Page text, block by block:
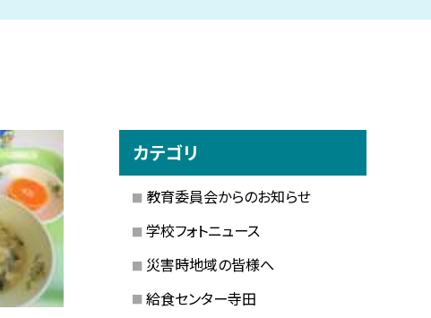
カテゴリ
教育委員会からのお知らせ
学校フォトニュース
災害時地域の皆様へ
給食センター寺田